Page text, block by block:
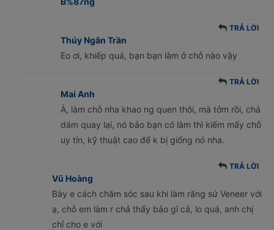
Thúy Ngân Trần
TRẢ LỜI
Eo ơi, khiếp quá, bạn bạn làm ở chỗ nào vậy
Mai Anh
TRẢ LỜI
À, làm chỗ nha khao ng quen thôi, mà tởm rồi, chả
dám quay lại, nó bảo bạn có làm thì kiếm mấy chỗ
uy tín, kỹ thuật cao để k bị giống nó nha.
Vũ Hoàng
TRẢ LỜI
Bày e cách chăm sóc sau khi làm răng sứ Veneer với
ạ, chỗ em làm r chả thấy bảo gì cả, lo quá, anh chị
chỉ cho e với